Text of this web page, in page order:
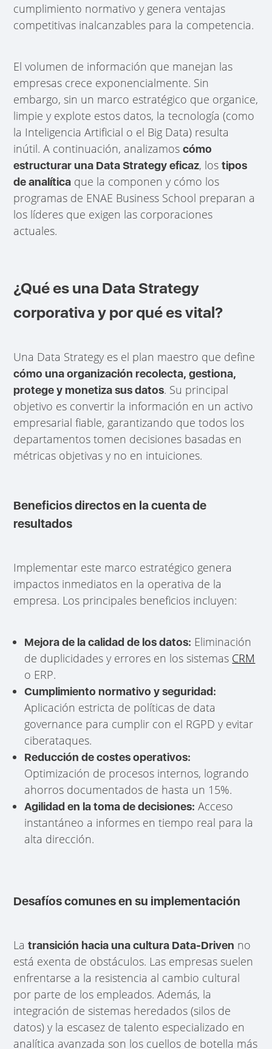
cumplimiento normativo y genera ventajas
competitivas inalcanzables para la competencia.
El volumen de información que manejan las
empresas crece exponencialmente. Sin
embargo, sin un marco estratégico que organice,
limpie y explote estos datos, la tecnología (como
la Inteligencia Artificial o el Big Data) resulta
inútil. A continuación, analizamoscómo
estructurar una Data Strategy eficaz, lostipos
de analítica que la componen y cómo los
programas de ENAE Business School preparan a
los líderes que exigen las corporaciones
actuales.
¿Qué es una Data Strategy
corporativa y por qué es vital?
Una Data Strategy es el plan maestro que define
cómo una organización recolecta, gestiona,
protege y monetiza sus datos. Su principal
objetivo es convertir la información en un activo
empresarial fiable, garantizando que todos los
departamentos tomen decisiones basadas en
métricas objetivas y no en intuiciones.
Beneficios directos en la cuenta de
resultados
Implementar este marco estratégico genera
impactos inmediatos en la operativa de la
empresa. Los principales beneficios incluyen:
Mejora de la calidad de los datos: Eliminación
de duplicidades y errores en los sistemas CRM
o ERP.
Cumplimiento normativo y seguridad:
Aplicación estricta de políticas de data
governance para cumplir con el RGPD y evitar
ciberataques.
Reducción de costes operativos:
Optimización de procesos internos, logrando
ahorros documentados de hasta un 15%.
Agilidad en la toma de decisiones: Acceso
instantáneo a informes en tiempo real para la
alta dirección.
Desafíos comunes en su implementación
Latransición hacia una cultura Data-Driven no
está exenta de obstáculos. Las empresas suelen
enfrentarse a la resistencia al cambio cultural
por parte de los empleados. Además, la
integración de sistemas heredados (silos de
datos) y la escasez de talento especializado en
analítica avanzada son los cuellos de botella más